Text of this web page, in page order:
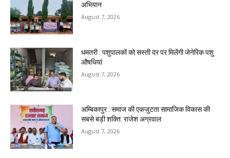
अभियान
August 7, 2026
धमतरी : पशुपालकों को सस्ती दर पर मिलेंगी जेनेरिक पशु
औषधियां
August 7, 2026
अम्बिकापुर : समाज की एकजुटता सामाजिक विकास की
सबसे बड़ी शक्ति: राजेश अग्रवाल
August 7, 2026